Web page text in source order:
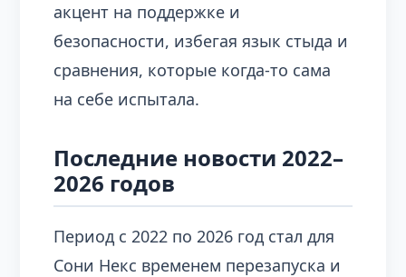
акцент на поддержке и
безопасности, избегая язык стыда и
сравнения, которые когда‑то сама
на себе испытала.
Последние новости 2022–
2026 годов
Период с 2022 по 2026 год стал для
Сони Некс временем перезапуска и